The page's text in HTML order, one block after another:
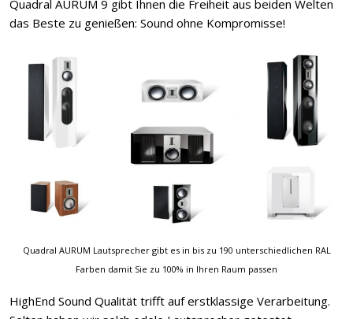
Quadral AURUM 9 gibt Ihnen die Freiheit aus beiden Welten
das Beste zu genießen: Sound ohne Kompromisse!
Quadral AURUM Lautsprecher gibt es in bis zu 190 unterschiedlichen RAL
Farben damit Sie zu 100% in Ihren Raum passen
HighEnd Sound Qualität trifft auf erstklassige Verarbeitung.